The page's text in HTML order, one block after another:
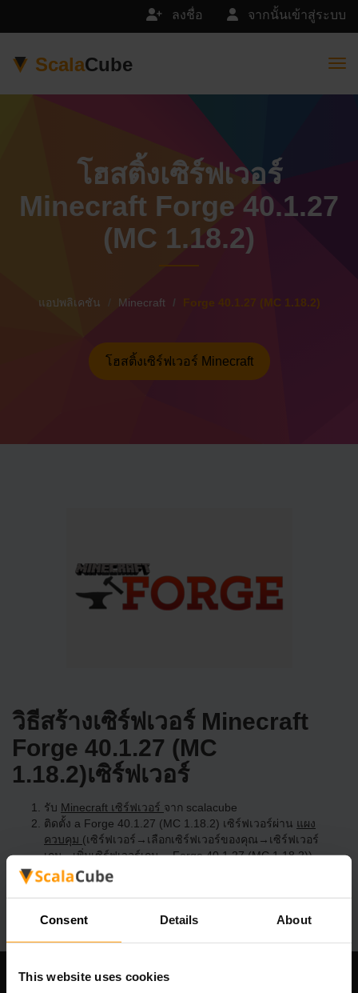
Consent Details About
This website uses cookies
จากนั้นเข้าสู่ระบบ
ลงชื่อ
ScalaCube
โฮสติ้งเซิร์ฟเวอร์
Minecraft Forge 40.1.27
(MC 1.18.2)
แอปพลิเคชัน Minecraft Forge 40.1.27 (MC 1.18.2)
โฮสติ้งเซิร์ฟเวอร์ Minecraft
วิธีสร้างเซิร์ฟเวอร์ Minecraft
Forge 40.1.27 (MC
1.18.2)เซิร์ฟเวอร์
รับ Minecraft เซิร์ฟเวอร์ จาก scalacube
ติดตั้ง a Forge 40.1.27 (MC 1.18.2) เซิร์ฟเวอร์ผ่าน แผง
ควบคุม (เซิร์ฟเวอร์→เลือกเซิร์ฟเวอร์ของคุณ→เซิร์ฟเวอร์
เกม→เพิ่มเซิร์ฟเวอร์เกม→ Forge 40.1.27 (MC 1.18.2))
สนุกกับการเล่นบนเซิร์ฟเวอร์!